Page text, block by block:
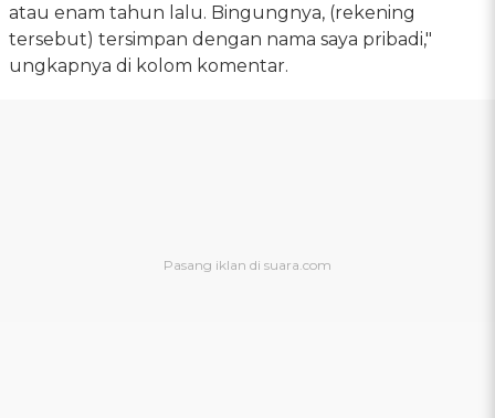
atau enam tahun lalu. Bingungnya, (rekening
tersebut) tersimpan dengan nama saya pribadi,"
ungkapnya di kolom komentar.